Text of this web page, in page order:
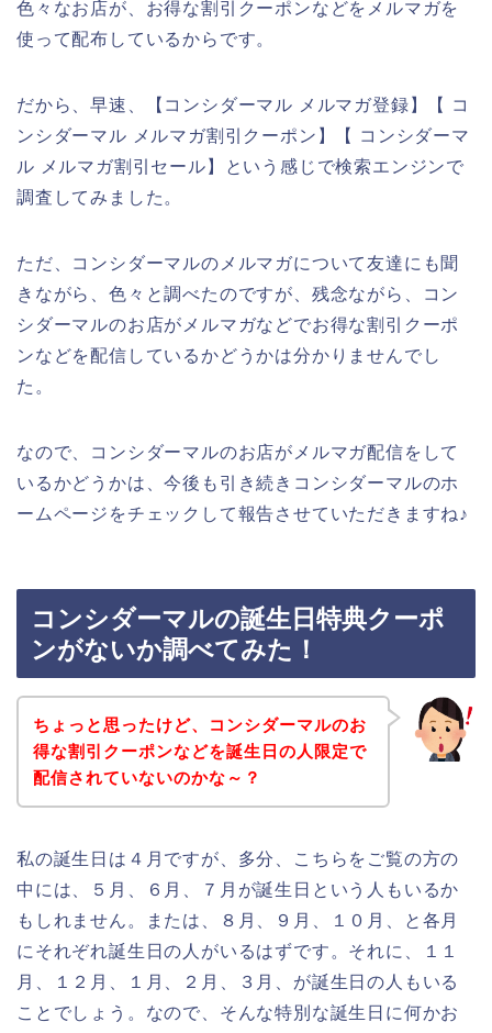
色々なお店が、お得な割引クーポンなどをメルマガを
使って配布しているからです。
だから、早速、【コンシダーマル メルマガ登録】【 コ
ンシダーマル メルマガ割引クーポン】【 コンシダーマ
ル メルマガ割引セール】という感じで検索エンジンで
調査してみました。
ただ、コンシダーマルのメルマガについて友達にも聞
きながら、色々と調べたのですが、残念ながら、コン
シダーマルのお店がメルマガなどでお得な割引クーポ
ンなどを配信しているかどうかは分かりませんでし
た。
なので、コンシダーマルのお店がメルマガ配信をして
いるかどうかは、今後も引き続きコンシダーマルのホ
ームページをチェックして報告させていただきますね♪
コンシダーマルの誕生日特典クーポ
ンがないか調べてみた！
ちょっと思ったけど、コンシダーマルのお
得な割引クーポンなどを誕生日の人限定で
配信されていないのかな～？
私の誕生日は４月ですが、多分、こちらをご覧の方の
中には、５月、６月、７月が誕生日という人もいるか
もしれません。または、８月、９月、１０月、と各月
にそれぞれ誕生日の人がいるはずです。それに、１１
月、１２月、１月、２月、３月、が誕生日の人もいる
ことでしょう。なので、そんな特別な誕生日に何かお